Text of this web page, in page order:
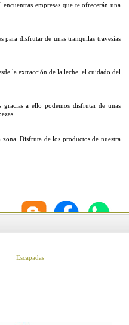
empresas que te ofrecerán una
para disfrutar de unas tranquilas travesías
la extracción de la leche, el cuidado del
gracias a ello podemos disfrutar de unas
Disfruta de los productos de nuestra
Escapadas